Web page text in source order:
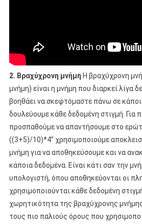
2. Βραχύχρονη μνήμη Η βραχύχρονη
μνήμη) είναι η μνήμη που διαρκεί λίγα
βοηθάει να σκεφτόμαστε πάνω σε
δουλεύουμε κάθε δεδομένη στιγμή. Για
προσπαθούμε να απαντήσουμε στο
((3+5)/10)*4” χρησιμοποιούμε
μνήμη για να αποθηκεύσουμε και να
κάποια δεδομένα. Είναι κάτι σαν την
υπολογιστή, όπου αποθηκεύονται οι
χρησιμοποιούνται κάθε δεδομένη
χωρητικότητα της βραχύχρονης
τους πιο παλιούς όρους που